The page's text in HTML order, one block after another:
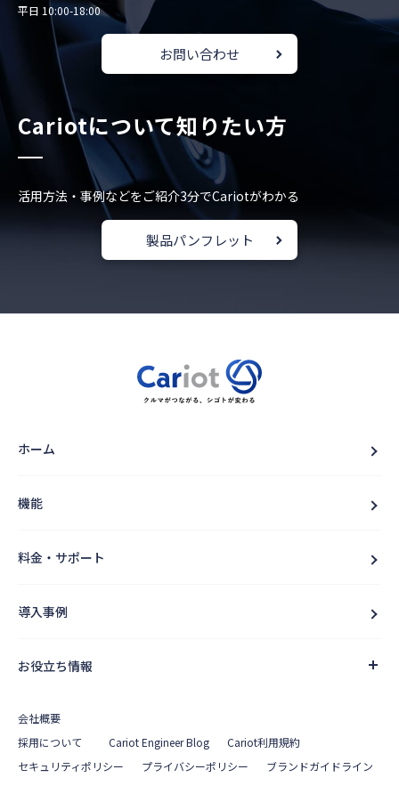
平日 10:00-18:00
お問い合わせ
Cariotについて知りたい方
活用方法・事例などをご紹介3分でCariotがわかる
製品パンフレット
ホーム
機能
料金・サポート
導入事例
お役立ち情報
会社概要
採用について
Cariot Engineer Blog
Cariot利用規約
セキュリティポリシー
プライバシーポリシー ブランドガイドライン